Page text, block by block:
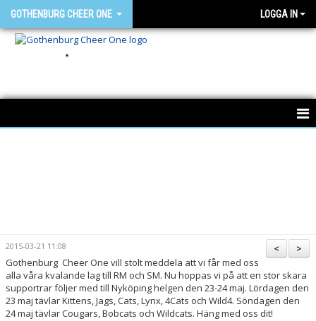
GOTHENBURG CHEER ONE LOGGA IN
.
BÖRJA HOS OSS
SAMARBETSPARTNERS
>
<
2015-03-21 11:08
Gothenburg Cheer One vill stolt meddela att vi får med oss
alla våra kvalande lag till RM och SM. Nu hoppas vi på att en stor skara
supportrar följer med till Nyköping helgen den 23-24 maj. Lördagen den
23 maj tävlar Kittens, Jags, Cats, Lynx, 4Cats och Wild4. Söndagen den
24 maj tävlar Cougars, Bobcats och Wildcats. Häng med oss dit!